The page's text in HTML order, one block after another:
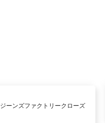
ジーンズファクトリークローズ